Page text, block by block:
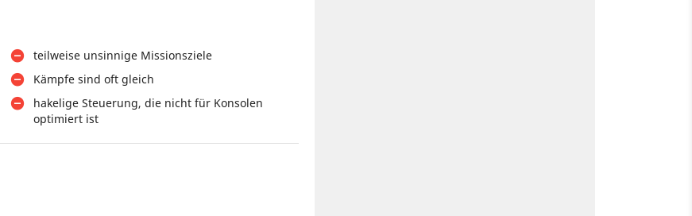
teilweise unsinnige Missionsziele
Kämpfe sind oft gleich
hakelige Steuerung, die nicht für Konsolen
optimiert ist